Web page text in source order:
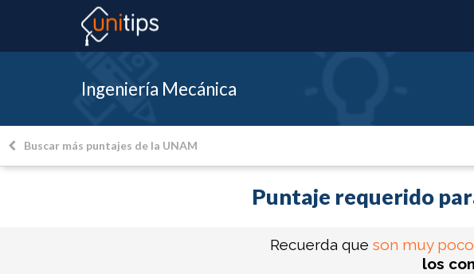
Ingeniería Mecánica
Buscar más puntajes de la UNAM
Puntaje requerido
Recuerda que son muy
los